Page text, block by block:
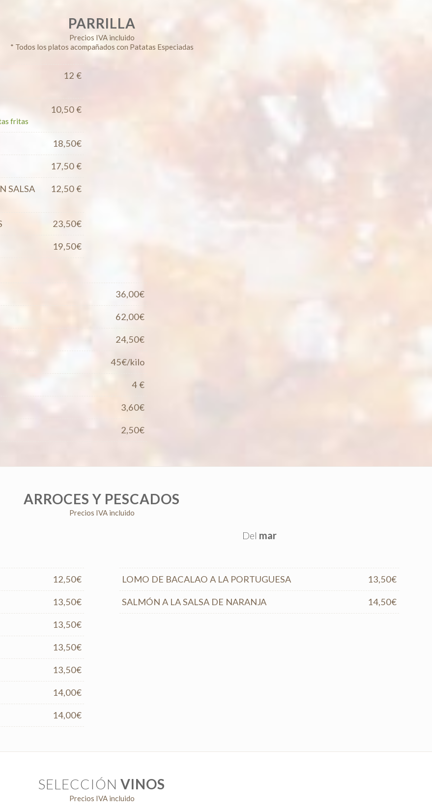
PARRILLA
Precios IVA incluido
* Todos los platos acompañados con Patatas Especiadas
12 €
10,50 €
fritas
18,50€
17,50 €
SALSA
12,50 €
23,50€
19,50€
36,00€
62,00€
24,50€
45€/kilo
4 €
3,60€
2,50€
ARROCES Y PESCADOS
Precios IVA incluido
12,50€
13,50€
13,50€
13,50€
13,50€
14,00€
14,00€
Del mar
LOMO DE BACALAO A LA PORTUGUESA 13,50€
SALMÓN A LA SALSA DE NARANJA 14,50€
SELECCIÓN VINOS
Precios IVA incluido